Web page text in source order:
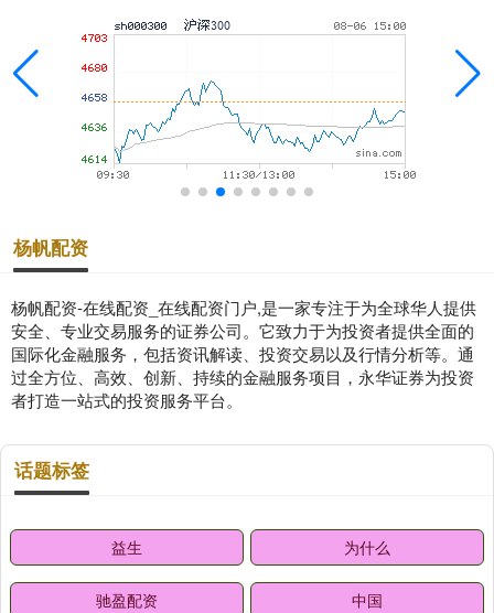
杨帆配资
杨帆配资-在线配资_在线配资门户,是一家专注于为全球华人提供
安全、专业交易服务的证券公司。它致力于为投资者提供全面的
国际化金融服务，包括资讯解读、投资交易以及行情分析等。通
过全方位、高效、创新、持续的金融服务项目，永华证券为投资
者打造一站式的投资服务平台。
话题标签
益生 为什么
驰盈配资 中国